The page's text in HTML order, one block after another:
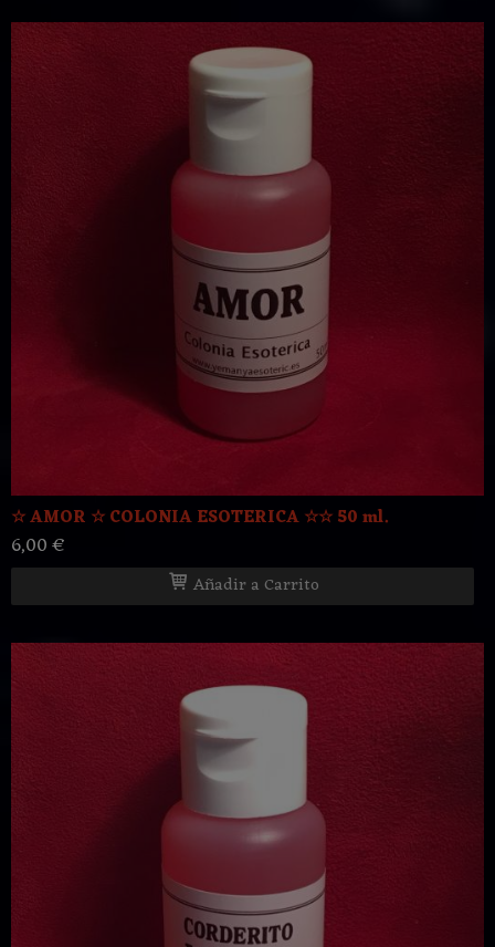
☆ AMOR ☆ COLONIA ESOTERICA ☆☆ 50 ml.
6,00 €
Añadir a Carrito